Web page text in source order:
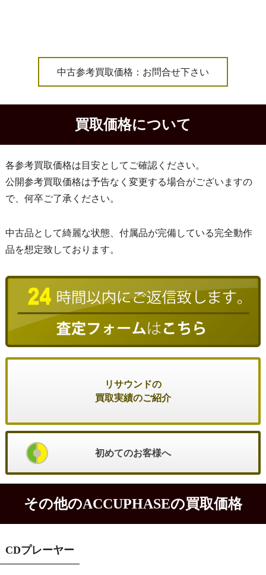
中古参考買取価格：お問合せ下さい
買取価格について
各参考買取価格は目安としてご確認ください。
公開参考買取価格は予告なく変更する場合がございますの
で、何卒ご了承ください。
中古品として綺麗な状態、付属品が完備している完全動作
品を想定致しております。
リサウンドの
買取実績のご紹介
初めてのお客様へ
その他のACCUPHASEの買取価格
CDプレーヤー